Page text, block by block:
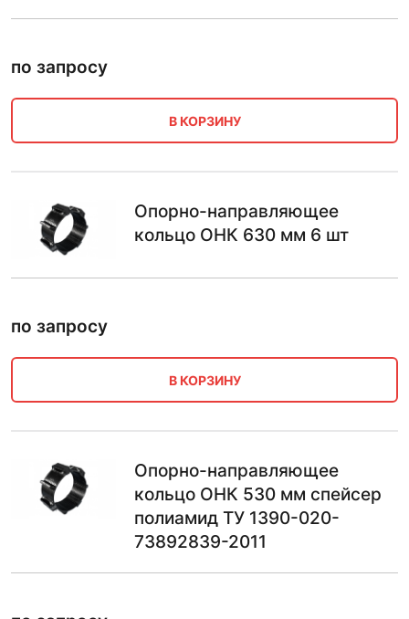
по запросу
В КОРЗИНУ
Опорно-направляющее
кольцо ОНК 630 мм 6 шт
по запросу
В КОРЗИНУ
Опорно-направляющее
кольцо ОНК 530 мм спейсер
полиамид ТУ 1390-020-
73892839-2011